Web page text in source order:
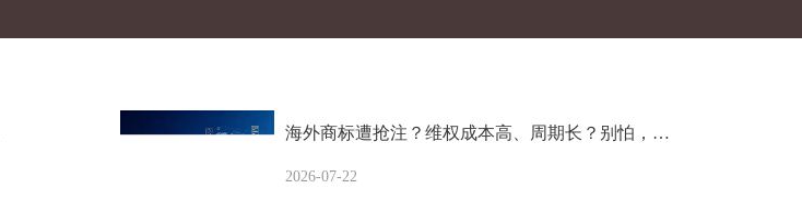
海外商标遭抢注？维权成本高、周期长？别怕，…
2026-07-22